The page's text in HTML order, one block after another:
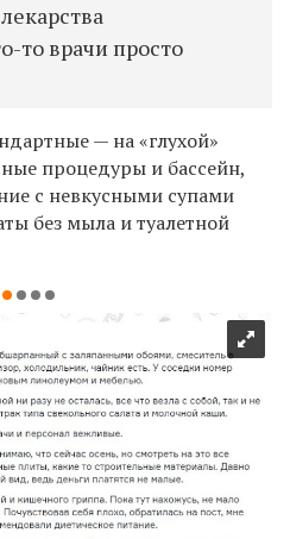
то врачи просто
— на «глухой»
процедуры и бассейн,
с невкусными супами
без мыла и туалетной